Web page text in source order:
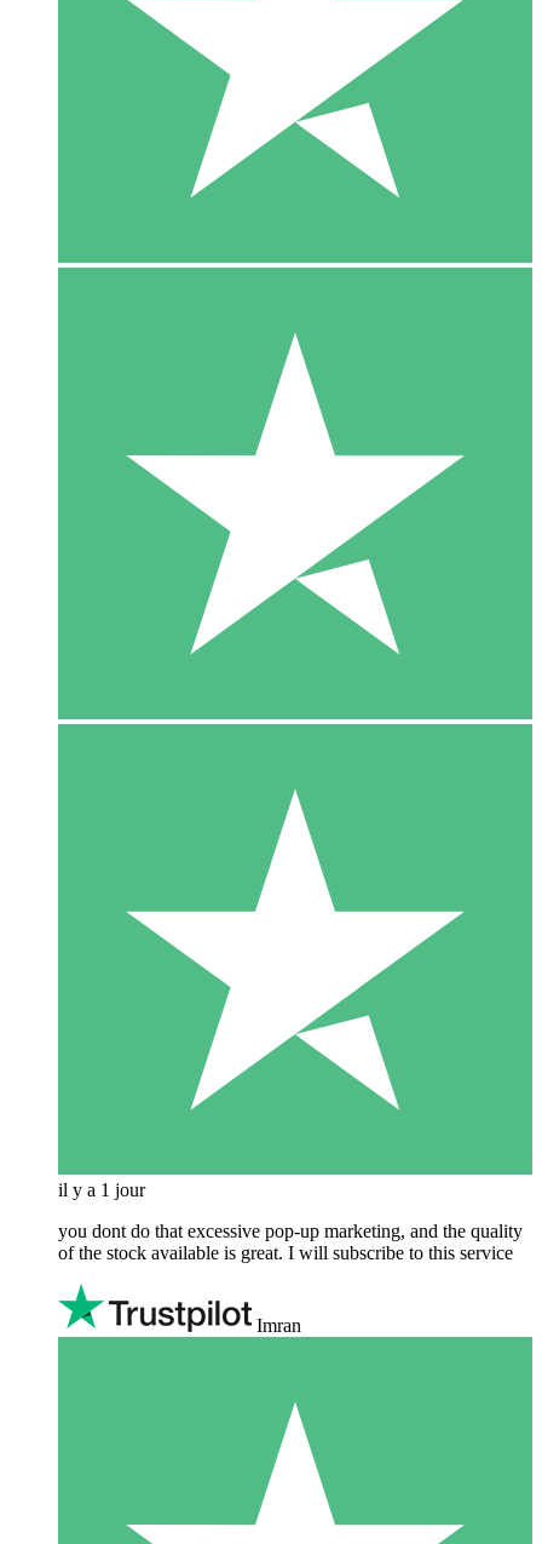
il y a 1 jour
you dont do that excessive pop-up marketing, and the quality
of the stock available is great. I will subscribe to this service
Imran